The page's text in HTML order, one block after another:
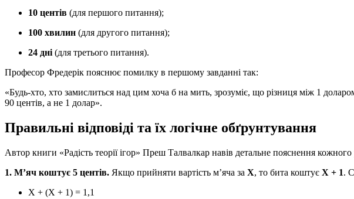
10 центів (для першого питання);
100 хвилин (для другого питання);
24 дні(для третього питання).
Професор Фредерік пояснює помилку в першому завданні так:
«Будь-хто, хто замислиться над цим хоча б на мить, зрозуміє, що різниця між 1
90 центів, а не 1 долар».
Правильні відповіді та їх логічне обґрунтування
Автор книги «Радість теорії ігор» Преш Талвалкар навів детальне пояснення кожного
1. М’яч коштує 5 центів. Якщо прийняти вартість м’яча за X, то бита коштує X + 1.
X + (X + 1) = 1,1